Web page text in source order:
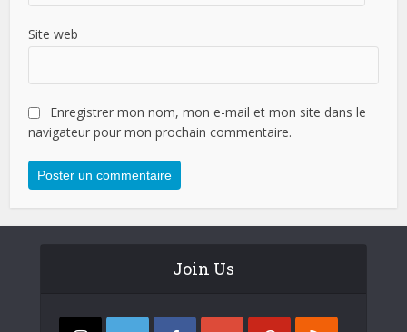
Site web
Enregistrer mon nom, mon e-mail et mon site dans le
navigateur pour mon prochain commentaire.
Join Us